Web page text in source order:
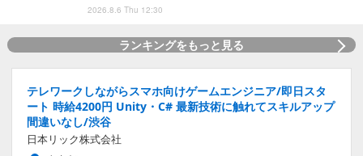
2026.8.6 Thu 12:30
ランキングをもっと見る
テレワークしながらスマホ向けゲームエンジニア/即日スタ
ート 時給4200円 Unity・C# 最新技術に触れてスキルアップ
間違いなし/渋谷
日本リック株式会社